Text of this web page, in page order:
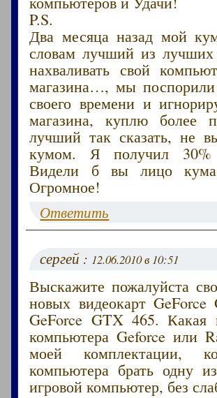
P.S.
Два месяца назад мой
словам лучший из лучших
нахваливать свой
магазина…, мы
своего времени и
магазина, куплю более
лучший так сказать, не
кумом. Я получил 30%
Видели б вы лицо
Огромное!
Ответить
сергей : 12.06.2010 в 10:51
Выскажите пожалуйста
новых видеокарт
GeForce GTX 465. Какая
компьютера Geforce или
моей комплектации,
компьютера брать одну
игровой компьютер, без